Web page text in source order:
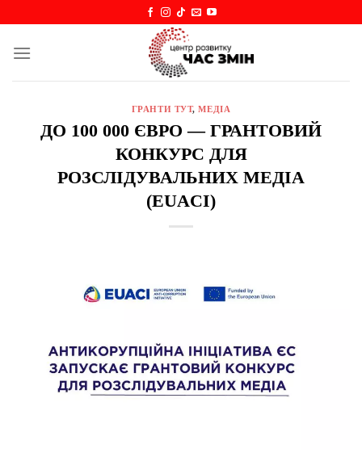
content
ГРАНТИ ТУТ,МЕДІА
ДО 100 000 ЄВРО — ГРАНТОВИЙ
КОНКУРС ДЛЯ
РОЗСЛІДУВАЛЬНИХ МЕДІА
(EUACI)